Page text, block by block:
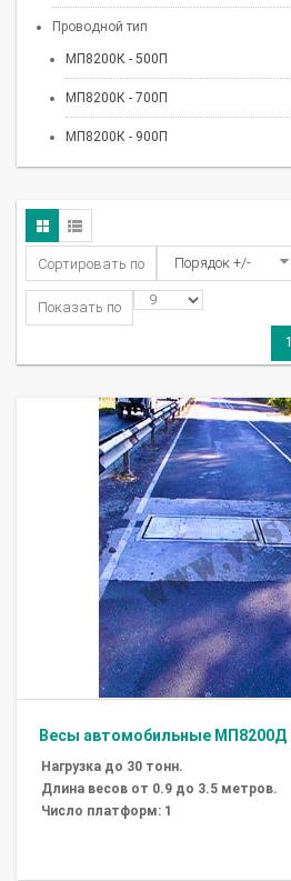
Проводной тип
МП8200К - 500П
МП8200К - 700П
МП8200К - 900П
Сортировать по Порядок +/-
Показать по
1
Весы автомобильные МП8200Д
Нагрузка до 30 тонн.
Длина весов от 0.9 до 3.5 метров.
Число платформ: 1